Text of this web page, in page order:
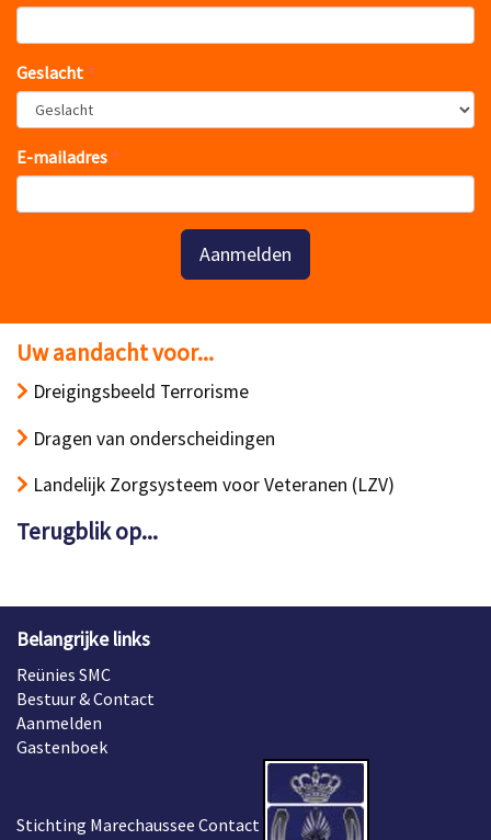
Geslacht
E-mailadres
Aanmelden
Uw aandacht voor...
Dreigingsbeeld Terrorisme
Dragen van onderscheidingen
Landelijk Zorgsysteem voor Veteranen (LZV)
Terugblik op...
Belangrijke links
Reünies SMC
Bestuur & Contact
Aanmelden
Gastenboek
Stichting Marechaussee Contact